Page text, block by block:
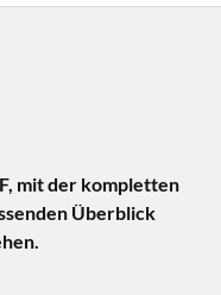
mit der kompletten
Überblick